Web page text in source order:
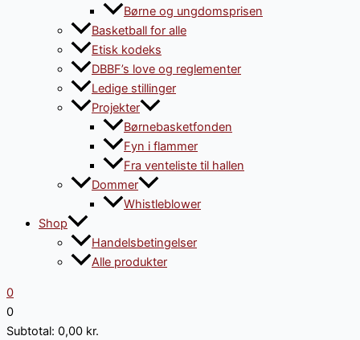
Børne og ungdomsprisen
Basketball for alle
Etisk kodeks
DBBF’s love og reglementer
Ledige stillinger
Projekter
Børnebasketfonden
Fyn i flammer
Fra venteliste til hallen
Dommer
Whistleblower
Shop
Handelsbetingelser
Alle produkter
0
0
Subtotal: 0,00 kr.